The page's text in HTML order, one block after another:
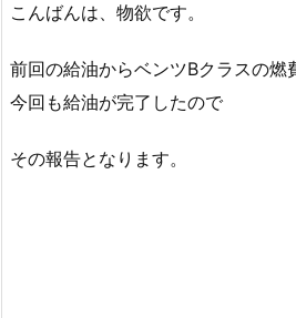
こんばんは、物欲です。
前回の給油からベンツBクラスの燃
今回も給油が完了したので
その報告となります。